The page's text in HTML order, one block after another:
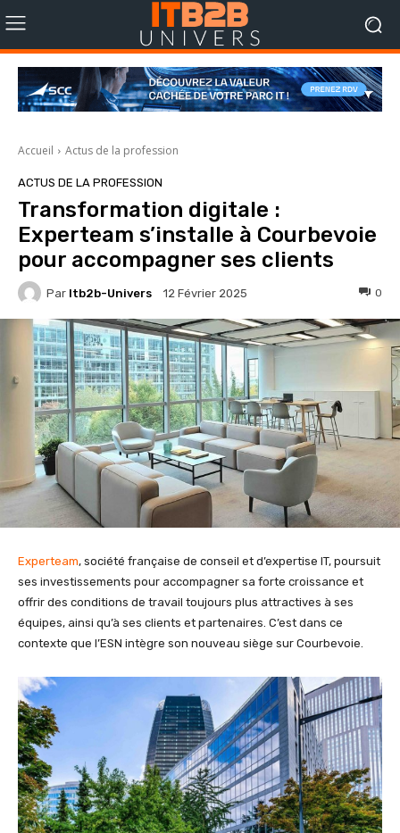
Accueil Actus de la profession
ACTUS DE LA PROFESSION
Transformation digitale :
Experteam s’installe à Courbevoie
pour accompagner ses clients
Par Itb2b-Univers 12 Février 2025 0
Experteam, société française de conseil et d’expertise IT, poursuit
ses investissements pour accompagner sa forte croissance et
offrir des conditions de travail toujours plus attractives à ses
équipes, ainsi qu’à ses clients et partenaires. C’est dans ce
contexte que l’ESN intègre son nouveau siège sur Courbevoie.